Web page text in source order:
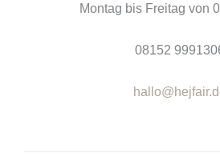
Montag bis Freitag von
08152